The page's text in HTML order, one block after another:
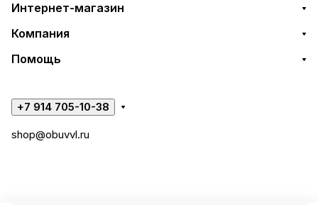
Интернет-магазин
Компания
Помощь
+7 914 705-10-38
shop@obuvvl.ru